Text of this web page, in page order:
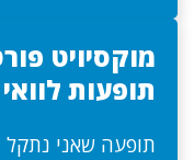
מוקסיויט
תופעות
תופעה שאני נתקל